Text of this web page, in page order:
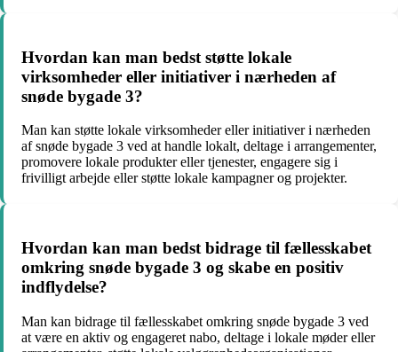
Hvordan kan man bedst støtte lokale
virksomheder eller initiativer i nærheden af
snøde bygade 3?
Man kan støtte lokale virksomheder eller initiativer i nærheden
af snøde bygade 3 ved at handle lokalt, deltage i arrangementer,
promovere lokale produkter eller tjenester, engagere sig i
frivilligt arbejde eller støtte lokale kampagner og projekter.
Hvordan kan man bedst bidrage til fællesskabet
omkring snøde bygade 3 og skabe en positiv
indflydelse?
Man kan bidrage til fællesskabet omkring snøde bygade 3 ved
at være en aktiv og engageret nabo, deltage i lokale møder eller